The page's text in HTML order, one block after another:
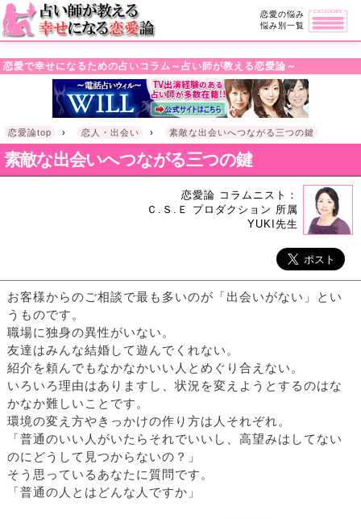
・!DOCTYPE html>l
恋愛の悩み
悩み別一覧
恋愛で幸せになるための占いコラム～占い師が教える恋愛論～
恋愛論top › 恋人・出会い › 素敵な出会いへつながる三つの鍵
素敵な出会いへつながる三つの鍵
恋愛論 コラムニスト：
Ｃ.Ｓ.Ｅ プロダクション 所属
YUKI先生
お客様からのご相談で最も多いのが「出会いがない」とい
うものです。
職場に独身の異性がいない。
友達はみんな結婚して遊んでくれない。
紹介を頼んでもなかなかいい人とめぐり合えない。
いろいろ理由はありますし、状況を変えようとするのはな
かなか難しいことです。
環境の変え方やきっかけの作り方は人それぞれ。
「普通のいい人がいたらそれでいいし、高望みはしてない
のにどうして見つからないの？」
そう思っているあなたに質問です。
「普通の人とはどんな人ですか」